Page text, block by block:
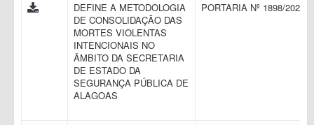
DEFINE A METODOLOGIA
DE CONSOLIDAÇÃO DAS
MORTES VIOLENTAS
INTENCIONAIS NO
ÂMBITO DA SECRETARIA
DE ESTADO DA
SEGURANÇA PÚBLICA DE
ALAGOAS
PORTARIA Nº 1898/2023